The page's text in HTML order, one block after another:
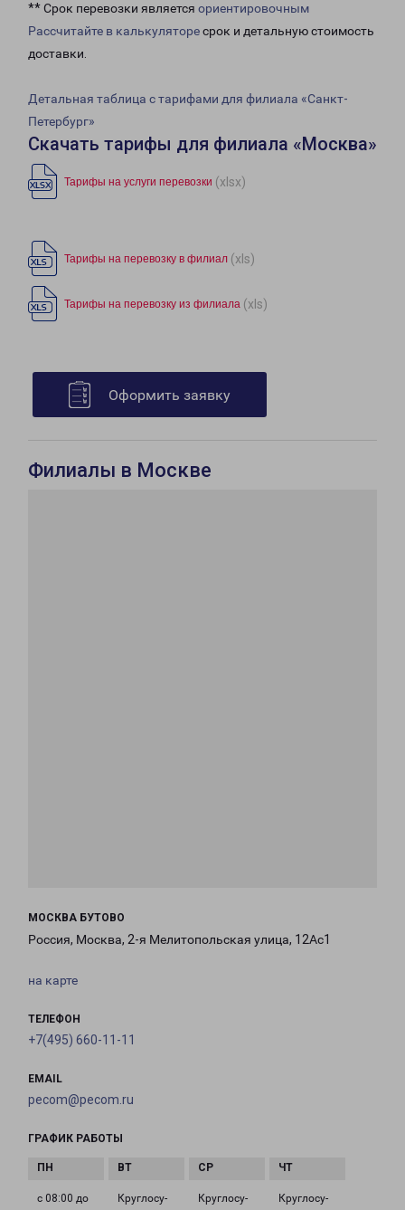
** Срок перевозки является ориентировочным
Рассчитайте в калькуляторесрок и детальную стоимость
доставки.
Детальная таблица с тарифами для филиала «Санкт-
Петербург»
Скачать тарифы для филиала «Москва»
Тарифы на услуги перевозки (xlsx)
Тарифы на перевозку в филиал (xls)
Тарифы на перевозку из филиала (xls)
Оформить заявку
Филиалы в Москве
МОСКВА БУТОВО
Россия, Москва, 2-я Мелитопольская улица, 12Ас1
на карте
ТЕЛЕФОН
+7(495) 660-11-11
EMAIL
pecom@pecom.ru
ГРАФИК РАБОТЫ
с 08:00 до
Круглосу­
Круглосу­
Круглосу­